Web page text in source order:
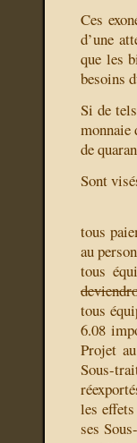
Ces
d’une
que les
besoins
Si de
monnaie
de
Sont
tous
au
tous
tous
6.08
Projet
Sous-
les
ses